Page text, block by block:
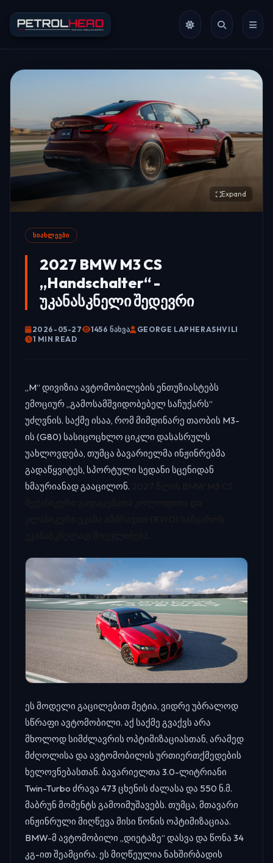
Expand
ᲡᲘᲐᲮᲚᲔᲔᲑᲘ
2027 BMW M3 CS
„Handschalter“ -
უკანასკნელი შედევრი
2026-05-27 1456 ᲜᲐᲮᲕᲐ
GEORGE LAPHERASHVILI
1 MIN READ
„M“ დივიზია ავტომობილების ენთუზიასტებს
ემოციურ „გამოსამშვიდობებელ საჩუქარს“
უძღვნის. საქმე ისაა, რომ მიმდინარე თაობის M3-
ის (G80) სასიცოცხლო ციკლი დასასრულს
უახლოვდება, თუმცა ბავარიელმა ინჟინრებმა
გადაწყვიტეს, სპორტული სედანი სცენიდან
ხმაურიანად გააცილონ.
ეს მოდელი გაცილებით მეტია, ვიდრე უბრალოდ
სწრაფი ავტომობილი. აქ საქმე გვაქვს არა
მხოლოდ სიმძლავრის ოპტიმიზაციასთან, არამედ
მძღოლისა და ავტომობილის ურთიერთქმედების
ხელოვნებასთან. ბავარიელთა 3.0-ლიტრიანი
Twin-Turbo ძრავა 473 ცხენის ძალასა და 550 ნ.მ.
მაბრუნ მომენტს გამოიმუშავებს. თუმცა, მთავარი
ინჟინრული მიღწევა მისი წონის ოპტიმიზაციაა.
BMW-მ ავტომობილი „დიეტაზე“ დასვა და წონა 34
კგ-ით შეამცირა. ეს მიღწეულია ნახშირბადის